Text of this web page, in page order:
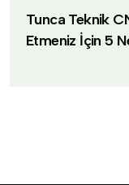
Tunca Teknik
Etmeniz İçin 5